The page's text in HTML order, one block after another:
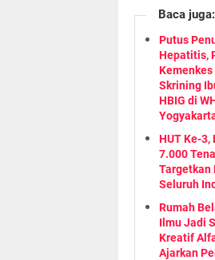
Baca juga:
Putus
Hepatitis,
Skrining
HBIG di
HUT Ke-3,
7.000
Targetkan
Seluruh
Rumah
Ilmu Jadi
Kreatif
Ajarkan